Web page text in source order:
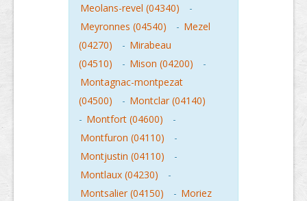
Meolans-revel (04340)
-
Meyronnes (04540)
- Mezel
(04270)
- Mirabeau
(04510)
- Mison (04200)
-
Montagnac-montpezat
(04500)
- Montclar (04140)
- Montfort (04600)
-
Montfuron (04110)
-
Montjustin (04110)
-
Montlaux (04230)
-
Montsalier (04150)
- Moriez